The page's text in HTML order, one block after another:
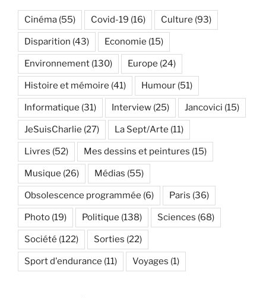
Cinéma (55) Covid-19 (16) Culture (93)
Disparition (43) Economie (15)
Environnement (130) Europe (24)
Histoire et mémoire (41) Humour (51)
Informatique (31) Interview (25) Jancovici (15)
JeSuisCharlie (27) La Sept/Arte (11)
Livres (52) Mes dessins et peintures (15)
Musique (26) Médias (55)
Obsolescence programmée (6) Paris (36)
Photo (19) Politique (138) Sciences (68)
Société (122) Sorties (22)
Sport d'endurance (11) Voyages (1)